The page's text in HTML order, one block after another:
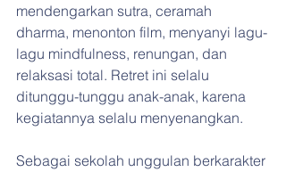
mendengarkan sutra, ceramah
dharma, menonton film, menyanyi lagu-
lagu mindfulness, renungan, dan
relaksasi total. Retret ini selalu
ditunggu-tunggu anak-anak, karena
kegiatannya selalu menyenangkan.
Sebagai sekolah unggulan berkarakter